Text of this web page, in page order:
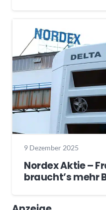
9 Dezember 2025
Nordex Aktie –
braucht’s mehr